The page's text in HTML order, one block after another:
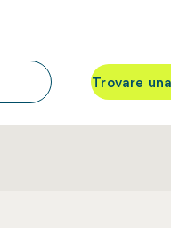
Trovare